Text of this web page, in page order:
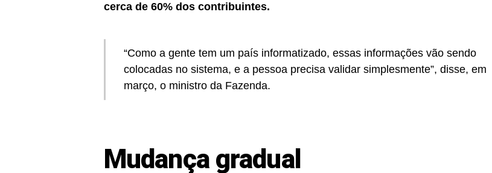
cerca de 60% dos contribuintes.
“Como a gente tem um país informatizado, essas informações vão sendo
colocadas no sistema, e a pessoa precisa validar simplesmente”, disse, em
março, o ministro da Fazenda.
Mudança gradual